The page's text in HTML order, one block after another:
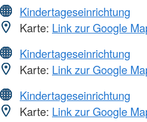
Kindertageseinrichtung
Karte: Link zur Google
Kindertageseinrichtung
Karte: Link zur Google
Kindertageseinrichtung
Karte: Link zur Google